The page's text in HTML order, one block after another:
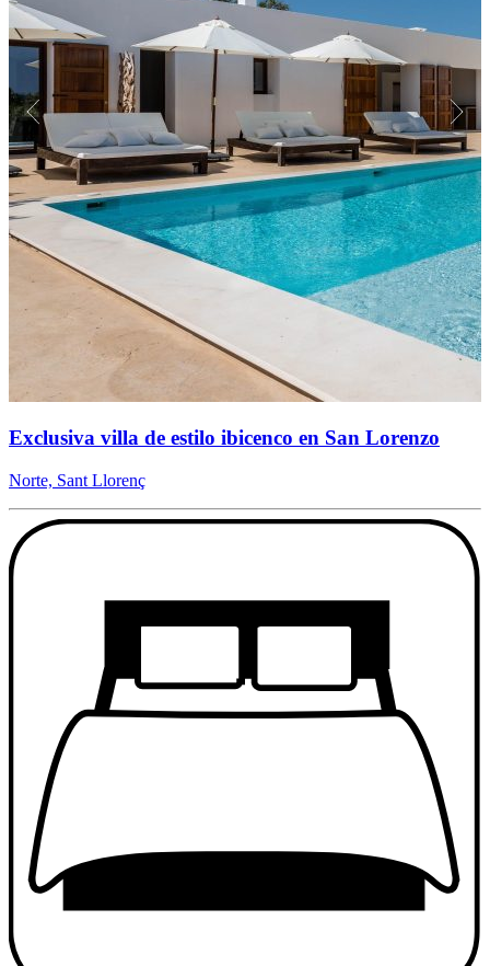
Exclusiva villa de estilo ibicenco en San Lorenzo
Norte, Sant Llorenç